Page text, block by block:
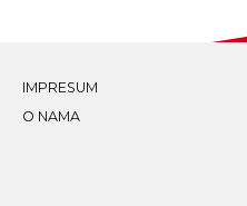
IMPRESUM
O NAMA